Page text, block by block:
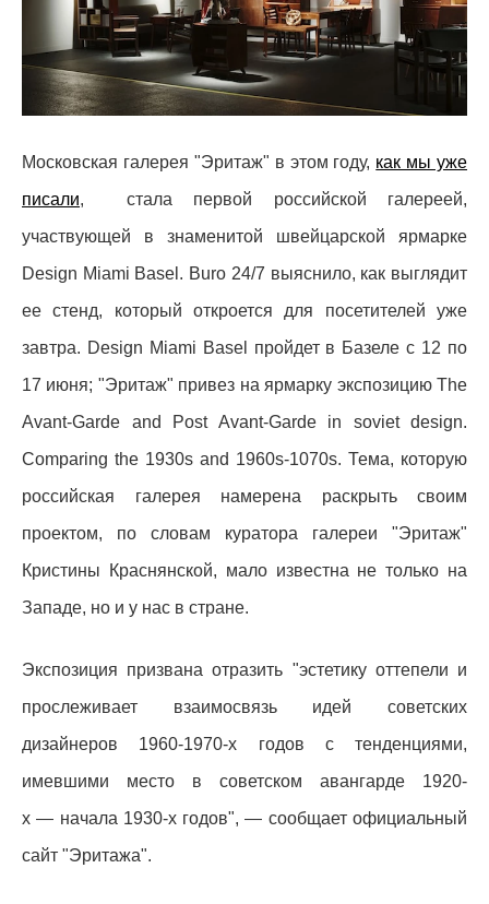
Московская галерея "Эритаж" в этом году, как мы уже
писали,
стала первой российской галереей,
участвующей в знаменитой швейцарской ярмарке
Design Miami Basel. Buro 24/7 выяснило, как выглядит
ее стенд, который откроется для посетителей уже
завтра. Design Miami Basel
пройдет в Базеле с 12 по
17 июня; "Эритаж" привез на ярмарку экспозицию The
Avant-Garde and Post Avant-Garde in soviet design.
Comparing the 1930s and 1960s-1070s. Тема, которую
российская галерея намерена раскрыть своим
проектом, по словам куратора галереи "Эритаж"
Кристины Краснянской, мало известна не только на
Западе, но и у нас в стране.
Экспозиция призвана отразить "эстетику оттепели и
прослеживает взаимосвязь идей советских
дизайнеров 1960-1970-х годов с тенденциями,
имевшими место в советском авангарде 1920-
х — начала 1930-х годов", — сообщает официальный
сайт "Эритажа".